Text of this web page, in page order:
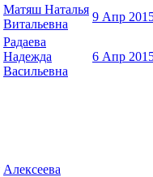
Матяш Наталья
Витальевна
9 Апр
Радаева
Надежда
Васильевна
6 Апр
Алексеева